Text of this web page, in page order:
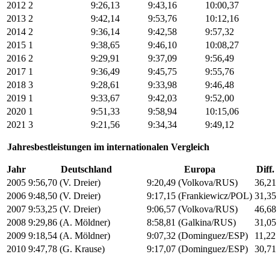
2012 2 9:26,13 9:43,16
10:00,37
2013 2 9:42,14 9:53,76
10:12,16
2014 2 9:36,14 9:42,58
9:57,32
2015 1 9:38,65 9:46,10
10:08,27
2016 2 9:29,91 9:37,09
9:56,49
2017 1 9:36,49 9:45,75
9:55,76
2018 3 9:28,61 9:33,98
9:46,48
2019 1 9:33,67 9:42,03
9:52,00
2020 1 9:51,33 9:58,94
10:15,06
2021 3 9:21,56 9:34,34 9:49,12
Jahresbestleistungen im internationalen Vergleich
Jahr Deutschland Europa Diff.
2005 9:56,70 (V. Dreier) 9:20,49 (Volkova/RUS) 36,21
2006 9:48,50 (V. Dreier) 9:17,15 (Frankiewicz/POL) 31,35
2007 9:53,25 (V. Dreier) 9:06,57 (Volkova/RUS) 46,68
2008 9:29,86 (A. Möldner) 8:58,81 (Galkina/RUS) 31,05
2009 9:18,54 (A. Möldner) 9:07,32 (Dominguez/ESP) 11,22
2010 9:47,78 (G. Krause) 9:17,07 (Dominguez/ESP) 30,71